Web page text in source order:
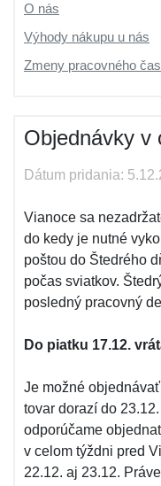
O nás
Výhody nákupu u nás
Zmeny pracovného
Objednávky v
Dátum pridania:
Vianoce sa
do kedy je nutné
poštou do Štedrého
počas sviatkov.
posledný pracovný
Do piatku 17.12.
Je možné
tovar dorazí do
odporúčame
v celom týždni pred
22.12. aj 23.12.